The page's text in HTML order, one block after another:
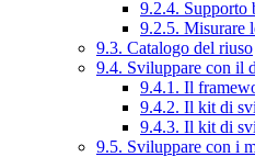
9.2.4. Supporto
9.2.5. Misurare
9.3. Catalogo del riuso
9.4. Sviluppare con il
9.4.1. Il
9.4.2. Il kit di
9.4.3. Il kit di
9.5. Sviluppare con i